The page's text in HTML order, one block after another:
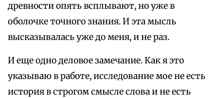
древности опять всплывают, но уже в
оболочке точного знания. И эта мысль
высказывалась уже до меня, и не раз.
И еще одно деловое замечание. Как я это
указываю в работе, исследование мое не есть
история в строгом смысле слова и не есть